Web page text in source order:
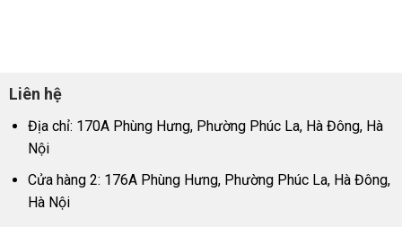
Liên hệ
Địa chỉ: 170A Phùng Hưng, Phường Phúc La, Hà Đông, Hà
Nội
Cửa hàng 2: 176A Phùng Hưng, Phường Phúc La, Hà Đông,
Hà Nội